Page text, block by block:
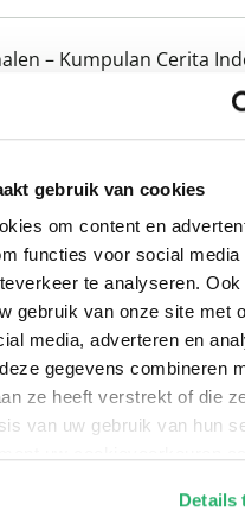
gebruik van cookies
om content en
functies voor social media
te analyseren. Ook
gebruik van onze site met
media, adverteren en
gegevens combineren
ze heeft verstrekt of die
van uw gebruik van hun
Details
– Kumpulan Cerita
van verhalen die ik over
geschreven. Over de Java
gesticht door Jan
en kina het wondermiddel
Indië, Chinese
en Jappenkampen, over
met de Tielman Brothers,
met Pak Jopi,
Kracht, het vitale
de Komodo, de lontar
voor het geweld van
19 in Indonesie, de